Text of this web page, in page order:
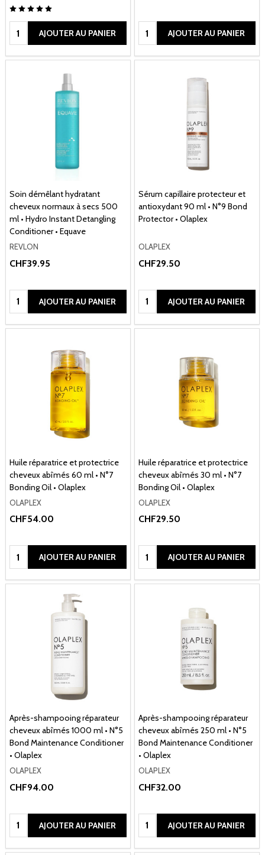
Quantité:AJOUTER AU PANIER Quantité:AJOUTER AU PANIER
Soin démêlant hydratant
cheveux normaux à secs 500
ml • Hydro Instant Detangling
Conditioner • Equave
REVLON
CHF39.95
Quantité:AJOUTER AU PANIER
Sérum capillaire protecteur et
antioxydant 90 ml • N°9 Bond
Protector • Olaplex
OLAPLEX
CHF29.50
Quantité:AJOUTER AU PANIER
Huile réparatrice et protectrice
cheveux abîmés 60 ml • N°7
Bonding Oil • Olaplex
OLAPLEX
CHF54.00
Quantité:AJOUTER AU PANIER
Huile réparatrice et protectrice
cheveux abîmés 30 ml • N°7
Bonding Oil • Olaplex
OLAPLEX
CHF29.50
Quantité:AJOUTER AU PANIER
Après-shampooing réparateur
cheveux abîmés 1000 ml • N°5
Bond Maintenance Conditioner
• Olaplex
OLAPLEX
CHF94.00
Quantité:AJOUTER AU PANIER
Après-shampooing réparateur
cheveux abîmés 250 ml • N°5
Bond Maintenance Conditioner
• Olaplex
OLAPLEX
CHF32.00
Quantité:AJOUTER AU PANIER